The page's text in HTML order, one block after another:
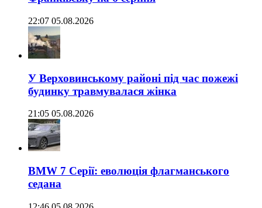
22:07 05.08.2026
У Верховинському районі під час пожежі
будинку травмувалася жінка
21:05 05.08.2026
BMW 7 Серії: еволюція флагманського
седана